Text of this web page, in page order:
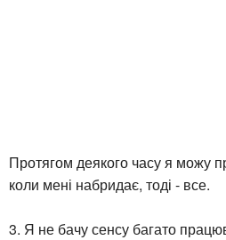
Протягом деякого часу я можу
коли мені набридає, тоді - все.
3. Я не бачу сенсу багато